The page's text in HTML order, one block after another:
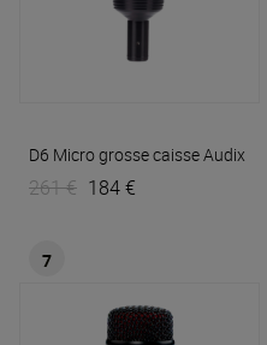
D6 Micro grosse caisseAudix
261 € 184 €
7